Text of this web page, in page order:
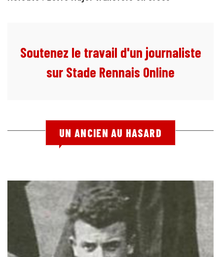
Soutenez le travail d'un journaliste
sur Stade Rennais Online
UN ANCIEN AU HASARD